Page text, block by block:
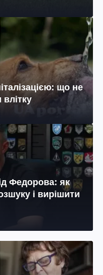
що не
Федорова: як
і вирішити